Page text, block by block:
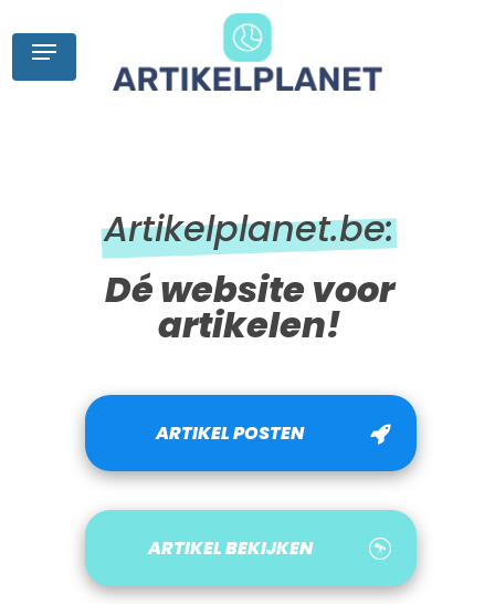
content
Menu
Artikelplanet.be:
Dé website voor
artikelen!
ARTIKEL POSTEN
ARTIKEL BEKIJKEN